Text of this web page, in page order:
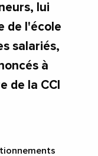
lui
de l'école
salariés,
à
de la CCI